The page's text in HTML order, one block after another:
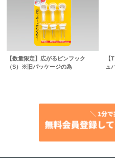
【数量限定】広がるピンフック
（S）※旧パッケージの為
【
ュ